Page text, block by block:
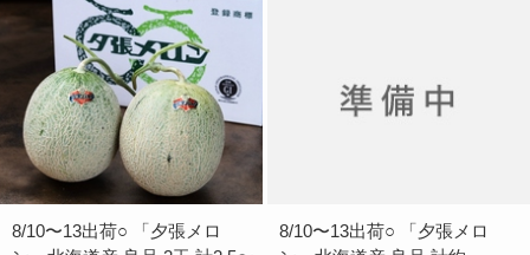
8/10〜13出荷○ 「夕張メロ
8/10〜13出荷○ 「夕張メロ